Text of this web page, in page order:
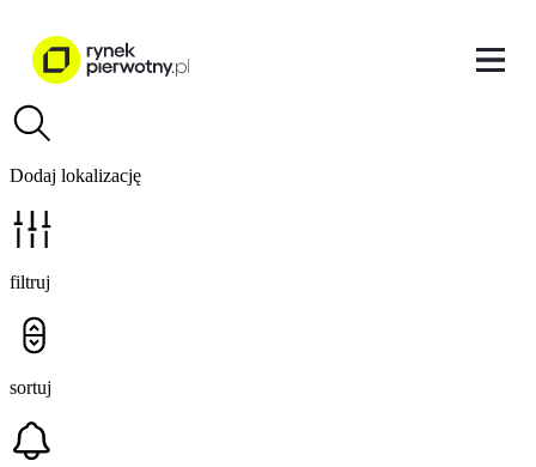
Dodaj lokalizację
filtruj
sortuj